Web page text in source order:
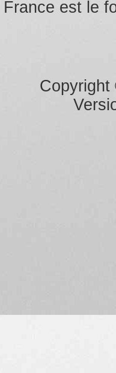
France est le
Copyright